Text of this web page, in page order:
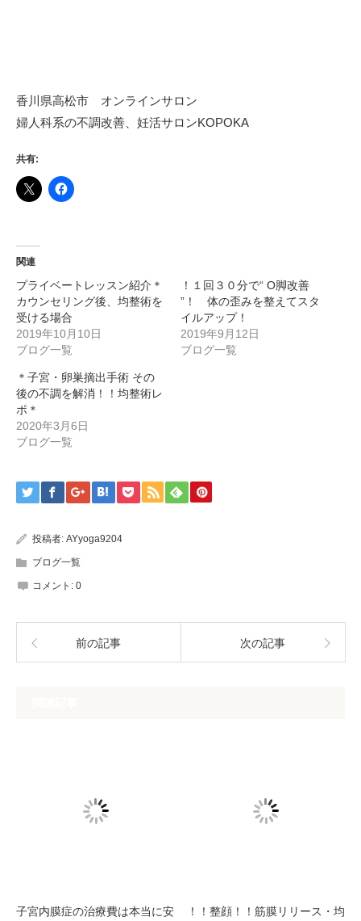
香川県高松市 オンラインサロン
婦人科系の不調改善、妊活サロンKOPOKA
共有:
関連
プライベートレッスン紹介＊
カウンセリング後、均整術を
受ける場合
2019年10月10日
ブログ一覧
！１回３０分で“ O脚改善
”！ 体の歪みを整えてスタ
イルアップ！
2019年9月12日
ブログ一覧
＊子宮・卵巣摘出手術 その
後の不調を解消！！均整術レ
ポ＊
2020年3月6日
ブログ一覧
投稿者: AYyoga9204
ブログ一覧
コメント: 0
前の記事 次の記事
子宮内膜症の治療費は本当に安
！！整顔！！筋膜リリース・均